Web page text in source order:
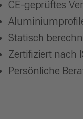
CE-geprüftes
Statisch
Zertifiziert nach
Persönliche